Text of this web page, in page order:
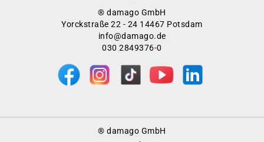
® damago GmbH
Yorckstraße 22 - 24 14467 Potsdam
info@damago.de
030 2849376-0
® damago GmbH